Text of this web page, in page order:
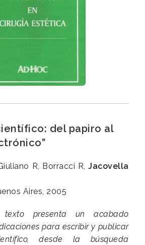
del papiro al
R, Borracci R,Jacovella
Aires, 2005
texto presenta un acabado
para escribir y publicar
desde la búsqueda